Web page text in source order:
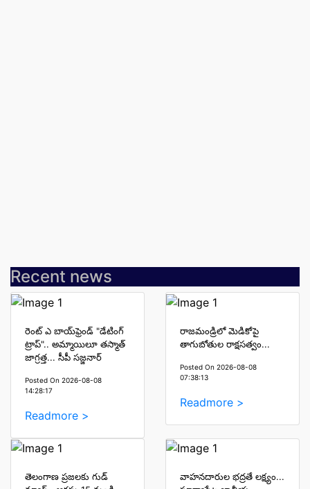
Recent news
రెంట్ ఎ బాయ్‌ఫ్రెండ్ "డేటింగ్
ట్రాప్".. అమ్మాయిలూ తస్మాత్
జాగ్రత్త... సీపీ సజ్జనార్
Posted On 2026-08-08
14:28:17
Readmore >
రాజమండ్రిలో మెడికోపై
తాగుబోతుల రాక్షసత్వం...
Posted On 2026-08-08
07:38:13
Readmore >
తెలంగాణ ప్రజలకు గుడ్
వాహనదారుల భద్రతే లక్ష్యం...